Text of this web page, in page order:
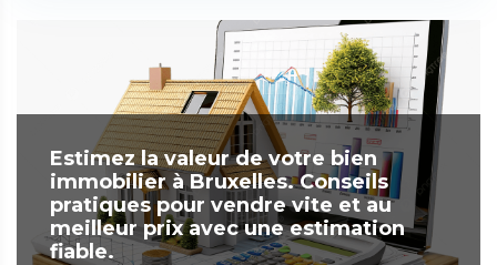
Estimez la valeur de votre bien
immobilier à Bruxelles. Conseils
pratiques pour vendre vite et au
meilleur prix avec une estimation
fiable.